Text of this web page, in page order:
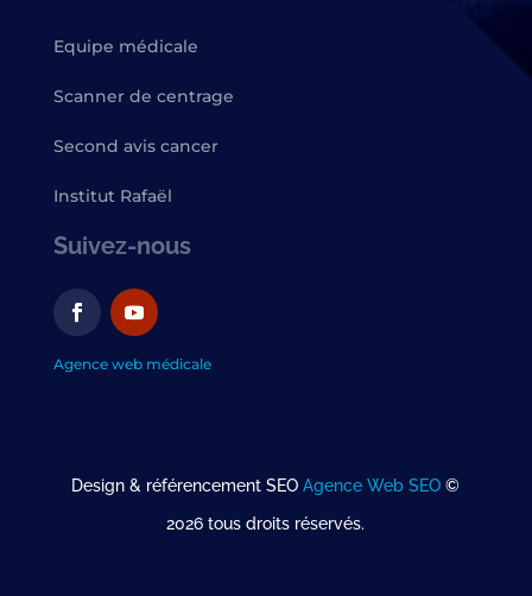
Equipe médicale
Scanner de centrage
Second avis cancer
Institut Rafaël
Suivez-nous
Agence web médicale
Design & référencement SEOAgence Web SEO ©
2026 tous droits réservés.